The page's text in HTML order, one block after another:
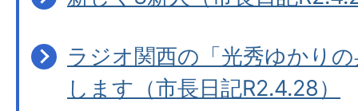
ラジオ関西の「光秀ゆかり
します（市長日記R2.4.28）